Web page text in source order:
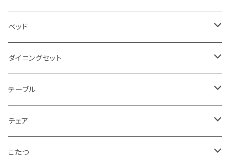
2.5人掛け
2人掛け
1人掛け
カウチソファ
コーナーソファ
ベッド
シングルサイズ以下（フレームのみ）
セミダブルサイズ（フレームのみ）
ダブルサイズ（フレームのみ）
ワイドダブルサイズ以上（フレームのみ）
ダイニングセット
ダイニング3点セット以下
ダイニング4点セット
ダイニング5点・6点セット
テーブル
センターテーブル
ダイニングテーブル
チェア
ダイニングチェア
こたつ